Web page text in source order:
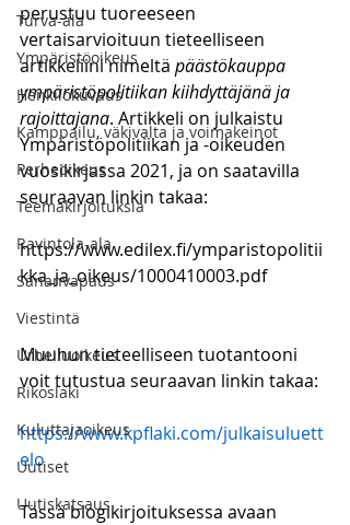
Turva-ala
Ympäristöoikeus
Henkilökuvaus
Kamppailu, väkivalta ja voimakeinot
Perheoikeus
Teemakirjoituksia
Ravintola-ala
Sananvapaus
Viestintä
Urheiluoikeus
Rikoslaki
Kuluttajaoikeus
Uutiset
Uutiskatsaus
perustuu tuoreeseen
vertaisarvioituun tieteelliseen
artikkeliini nimeltä päästökauppa
ympäristöpolitiikan kiihdyttäjänä ja
rajoittajana. Artikkeli on julkaistu
Ympäristöpolitiikan ja -oikeuden
vuosikirjassa 2021, ja on saatavilla
seuraavan linkin takaa:
https://www.edilex.fi/ymparistopolitii
kka_ja_oikeus/1000410003.pdf
Muuhun tieteelliseen tuotantooni
voit tutustua seuraavan linkin takaa:
https://www.kpflaki.com/julkaisuluett
elo
Tässä blogikirjoituksessa avaan